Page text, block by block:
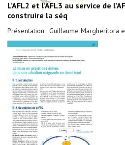
L’AFL2 et l’AFL3 au service de
construire la séq
Présentation : Guillaume Margheritora